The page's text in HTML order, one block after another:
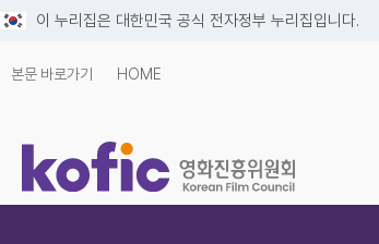
이 누리집은 대한민국 공식 전자정부 누리집입니다.
본문 바로가기 HOME